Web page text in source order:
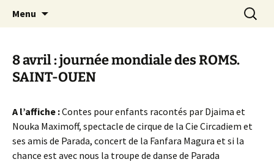
Canal Marches
Menu
8 avril : journée mondiale des ROMS.
SAINT-OUEN
A l’affiche :Contes pour enfants racontés par Djaima et
Nouka Maximoff, spectacle de cirque de la Cie Circadiem et
ses amis de Parada, concert de la Fanfara Magura et si la
chance est avec nous la troupe de danse de Parada